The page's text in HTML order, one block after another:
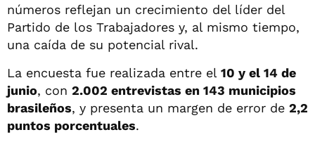
números reflejan un crecimiento del líder del
Partido de los Trabajadores y, al mismo tiempo,
una caída de su potencial rival.
La encuesta fue realizada entre el 10 y el 14 de
junio, con 2.002 entrevistas en 143 municipios
brasileños, y presenta un margen de error de 2,2
puntos porcentuales.